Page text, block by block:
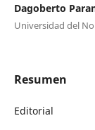
Dagoberto
Universidad del
Resumen
Editorial